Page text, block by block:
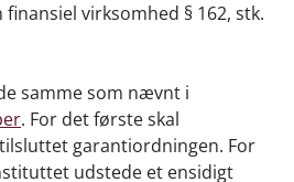
virksomhed § 162, stk.
samme som nævnt i
. For det første skal
garantiordningen. For
udstede et ensidigt